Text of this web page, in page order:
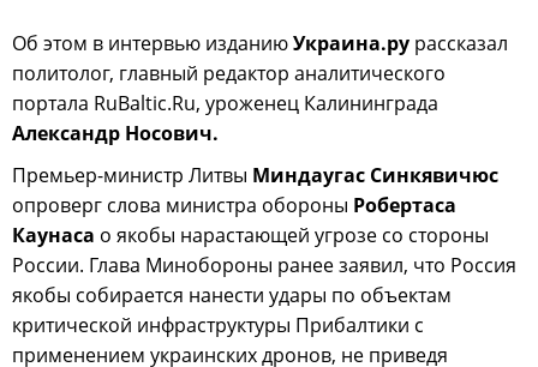
Об этом в интервью изданиюУкраина.ру рассказал
политолог, главный редактор аналитического
портала RuBaltic.Ru, уроженец Калининграда
Александр Носович.
Премьер-министр Литвы Миндаугас Синкявичюс
опроверг слова министра обороны Робертаса
Каунаса о якобы нарастающей угрозе со стороны
России. Глава Минобороны ранее заявил, что Россия
якобы собирается нанести удары по объектам
критической инфраструктуры Прибалтики с
применением украинских дронов, не приведя